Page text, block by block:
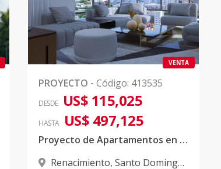
VENTA
PROYECTO - Código: 413535
DESDE US$ 115,025
HASTA US$ 497,125
Proyecto de Apartamentos en Renacimiento, Santo Domingo DN
Renacimiento, Santo Domingo